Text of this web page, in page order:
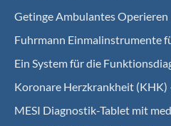
Getinge Ambulantes Operieren
Fuhrmann Einmalinstrumente
Ein System für die
Koro­nare Herz­krank­heit (KHK)
MESI Diagnostik-Tablet mit